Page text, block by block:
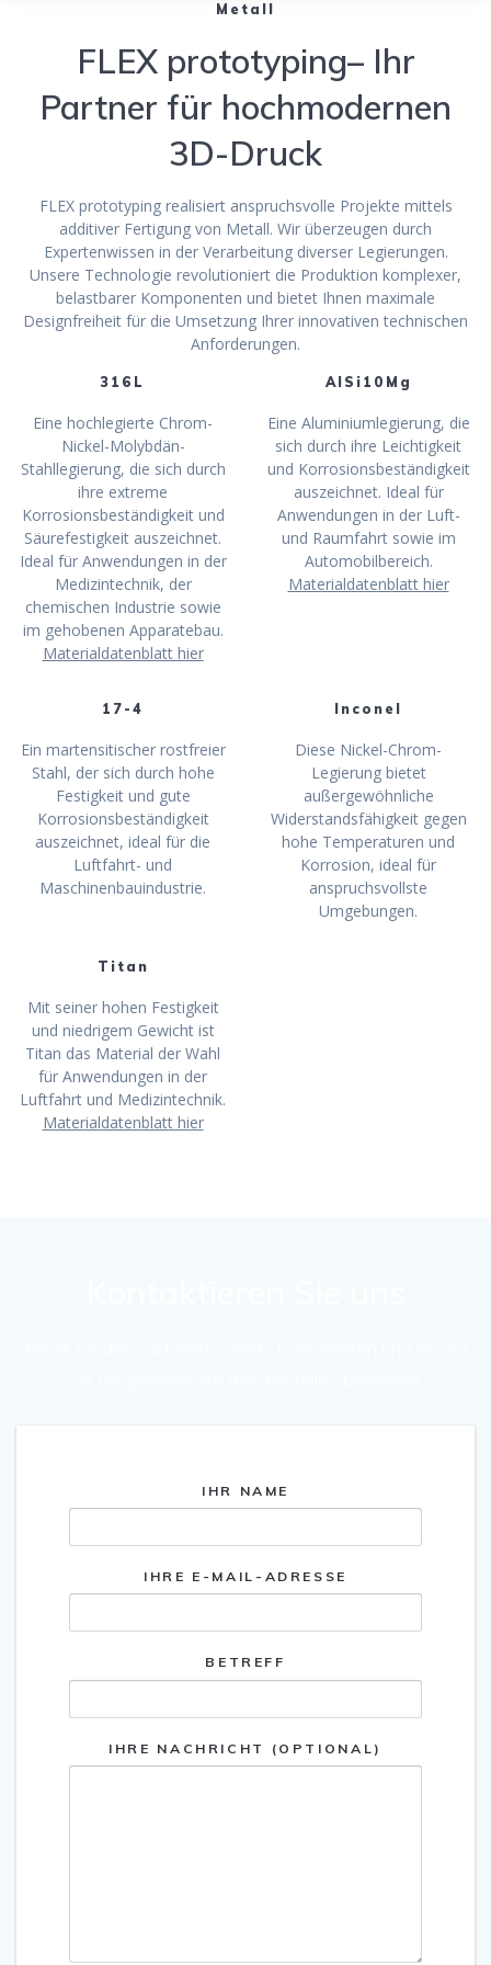
Metall
FLEX prototyping– Ihr
Partner für hochmodernen
3D-Druck
FLEX prototyping realisiert anspruchsvolle Projekte mittels
additiver Fertigung von Metall. Wir überzeugen durch
Expertenwissen in der Verarbeitung diverser Legierungen.
Unsere Technologie revolutioniert die Produktion komplexer,
belastbarer Komponenten und bietet Ihnen maximale
Designfreiheit für die Umsetzung Ihrer innovativen technischen
Anforderungen.
316L
Eine hochlegierte Chrom-
Nickel-Molybdän-
Stahllegierung, die sich durch
ihre extreme
Korrosionsbeständigkeit und
Säurefestigkeit auszeichnet.
Ideal für Anwendungen in der
Medizintechnik, der
chemischen Industrie sowie
im gehobenen Apparatebau.
Materialdatenblatt hier
AlSi10Mg
Eine Aluminiumlegierung, die
sich durch ihre Leichtigkeit
und Korrosionsbeständigkeit
auszeichnet. Ideal für
Anwendungen in der Luft-
und Raumfahrt sowie im
Automobilbereich.
Materialdatenblatt hier
17-4
Ein martensitischer rostfreier
Stahl, der sich durch hohe
Festigkeit und gute
Korrosionsbeständigkeit
auszeichnet, ideal für die
Luftfahrt- und
Maschinenbauindustrie.
Inconel
Diese Nickel-Chrom-
Legierung bietet
außergewöhnliche
Widerstandsfähigkeit gegen
hohe Temperaturen und
Korrosion, ideal für
anspruchsvollste
Umgebungen.
Titan
Mit seiner hohen Festigkeit
und niedrigem Gewicht ist
Titan das Material der Wahl
für Anwendungen in der
Luftfahrt und Medizintechnik.
Materialdatenblatt hier
IHR NAME
IHRE E-MAIL-ADRESSE
BETREFF
IHRE NACHRICHT (OPTIONAL)